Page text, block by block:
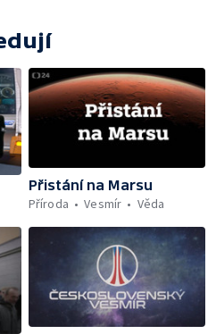
Přistání na Marsu
Příroda
Vesmír Věda